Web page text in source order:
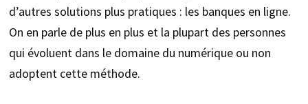
d’autres solutions plus pratiques : les banques en ligne.
On en parle de plus en plus et la plupart des personnes
qui évoluent dans le domaine du numérique ou non
adoptent cette méthode.